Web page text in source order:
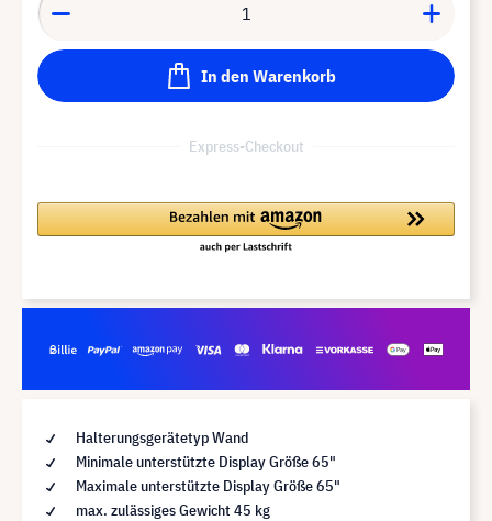
In den Warenkorb
Express-Checkout
Halterungsgerätetyp Wand
Minimale unterstützte Display Größe 65"
Maximale unterstützte Display Größe 65"
max. zulässiges Gewicht 45 kg